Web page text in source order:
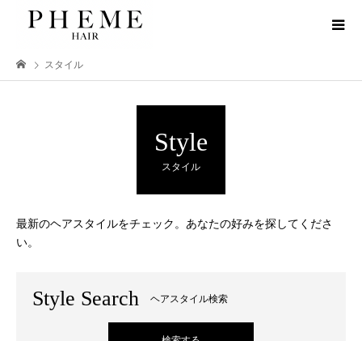
スタイル
Style
スタイル
最新のヘアスタイルをチェック。あなたの好みを探してくださ
い。
Style Search ヘアスタイル検索